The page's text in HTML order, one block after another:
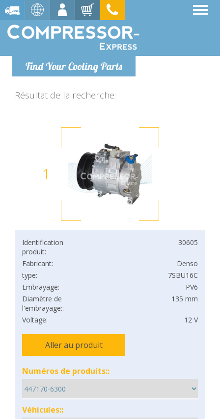
Find Your Cooling Parts
Résultat de la recherche:
1
Identification
produit:
30605
Fabricant:
Denso
type:
7SBU16C
Embrayage:
PV6
Diamètre de
l'embrayage::
135 mm
Voltage: 12 V
Aller au produit
Numéros de produits::
Véhicules::